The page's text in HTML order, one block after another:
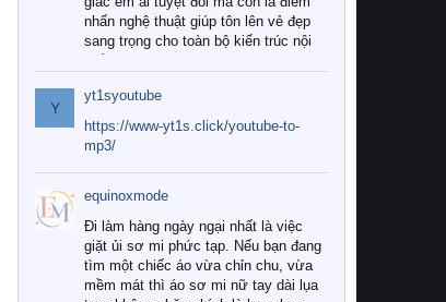
nhấn nghệ thuật giúp tôn lên vẻ đẹp
sang trọng cho toàn bộ kiến trúc nội
Tuy nhiên, giữa thị trường đa dạng
với vô vàn thương hiệu và mẫu mã
như hiện nay, làm thế nào để chọn
được những bộ chăn ga gối đệm cao
cấp thực sự chất lượng, phù hợp với
khí hậu và nhu cầu sử dụng của gia
đình? Hãy cùng chúng tôi đi tìm lời
giải đáp chi tiết qua bài viết dưới đây.
1. Tại sao các gia đình hiện đại lại ưa
chuộng chăn ga gối đệm cao cấp?
Y
yt1syoutube
https://www-yt1s.click/youtube-to-
mp3/
equinoxmode
Đi làm hàng ngày ngại nhất là việc
giặt ủi sơ mi phức tạp. Nếu bạn đang
tìm một chiếc áo vừa chỉn chu, vừa
mềm mát thì áo sơ mi nữ tay dài lụa